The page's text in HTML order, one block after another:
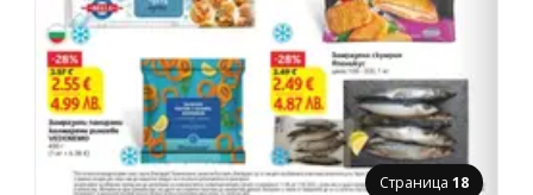
Страница 18